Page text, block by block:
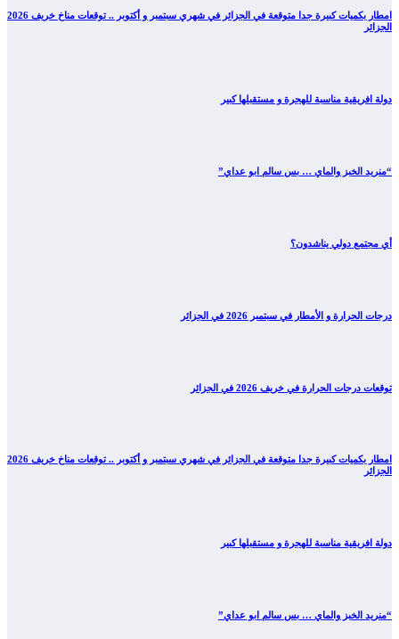
امطار بكميات كبيرة جدا متوقعة في الجزائر في شهري سبتمبر و أكتوبر .. توقعات مناخ خريف 2026
الجزائر
دولة افريقية مناسبة للهجرة و مستقبلها كبير
“منريد الخبز والماي … بس سالم ابو عداي”
أي مجتمع دولي يناشدون؟
درجات الحرارة و الأمطار في سبتمبر 2026 في الجزائر
توقعات درجات الحرارة في خريف 2026 في الجزائر
امطار بكميات كبيرة جدا متوقعة في الجزائر في شهري سبتمبر و أكتوبر .. توقعات مناخ خريف 2026
الجزائر
دولة افريقية مناسبة للهجرة و مستقبلها كبير
“منريد الخبز والماي … بس سالم ابو عداي”